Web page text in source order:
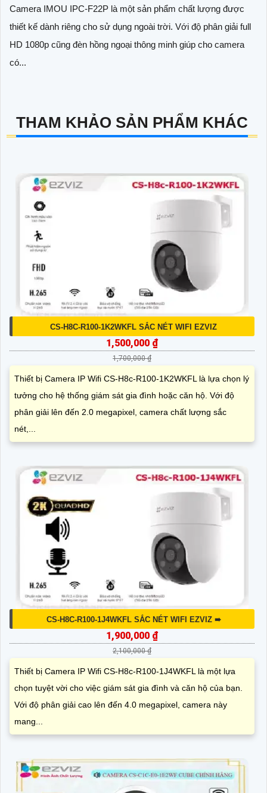
Camera IMOU IPC-F22P là một sản phẩm chất lượng được
thiết kế dành riêng cho sử dụng ngoài trời. Với độ phân giải full
HD 1080p cũng đèn hồng ngoại thông minh giúp cho camera
THAM KHẢO SẢN PHẨM KHÁC
CS-H8C-R100-1K2WKFL SẮC NÉT WIFI EZVIZ
1,500,000 ₫
Thiết bị Camera IP Wifi CS-H8c-R100-1K2WKFL là lựa chọn lý
tưởng cho hệ thống giám sát gia đình hoặc căn hộ. Với độ
phân giải lên đến 2.0 megapixel, camera chất lượng sắc
nét,...
CS-H8C-R100-1J4WKFL SẮC NÉT WIFI EZVIZ ➠